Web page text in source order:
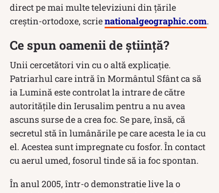
direct pe mai multe televiziuni din țările
creștin-ortodoxe, scrienationalgeographic.com.
Ce spun oamenii de știință?
Unii cercetători vin cu o altă explicație.
Patriarhul care intră în Mormântul Sfânt ca să
ia Lumină este controlat la intrare de către
autoritățile din Ierusalim pentru a nu avea
ascuns surse de a crea foc. Se pare, însă, că
secretul stă în lumânările pe care acesta le ia cu
el. Acestea sunt impregnate cu fosfor. În contact
cu aerul umed, fosorul tinde să ia foc spontan.
În anul 2005, într-o demonstratie live la o